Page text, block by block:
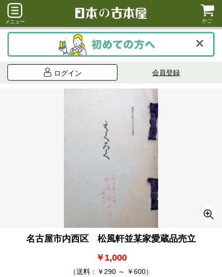
メニュー かご
ログイン 会員登録
名古屋市内西区 松風軒並某家愛蔵品売立
￥1,000
（送料：￥290 ～ ￥600）